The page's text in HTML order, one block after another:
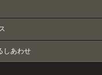
しあわせ